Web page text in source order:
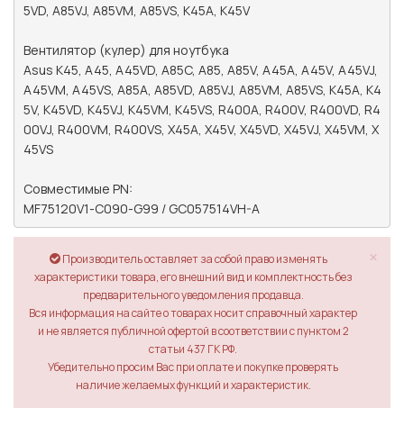
5VD, A85VJ, A85VM, A85VS, K45A, K45V
Вентилятор (кулер) для ноутбука
Asus K45, A45, A45VD, A85C, A85, A85V, A45A, A45V, A45VJ,
A45VM, A45VS, A85A, A85VD, A85VJ, A85VM, A85VS, K45A, K4
5V, K45VD, K45VJ, K45VM, K45VS, R400A, R400V, R400VD, R4
00VJ, R400VM, R400VS, X45A, X45V, X45VD, X45VJ, X45VM, X
45VS
Совместимые PN:
MF75120V1-C090-G99 / GC057514VH-A
×
Производитель оставляет за собой право изменять
характеристики товара, его внешний вид и комплектность без
предварительного уведомления продавца.
Вся информация на сайте о товарах носит справочный характер
и не является публичной офертой в соответствии с пунктом 2
статьи 437 ГК РФ.
Убедительно просим Вас при оплате и покупке проверять
наличие желаемых функций и характеристик.